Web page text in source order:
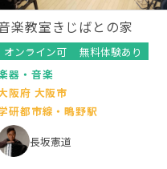
楽教室きじばとの家
オンライン可
無料体験あり
器・音楽
阪府 大阪市
研都市線・鴫野駅
長坂憲道